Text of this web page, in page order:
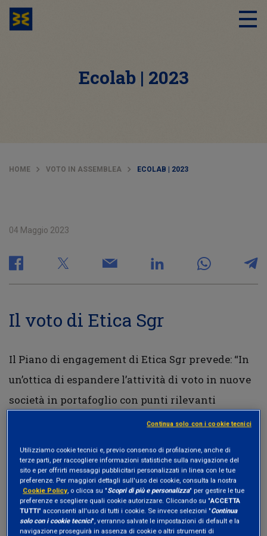
Ecolab | 2023
HOME VOTO IN ASSEMBLEA ECOLAB | 2023
04 Maggio 2023
Il voto di Etica Sgr
Il Piano di engagement di Etica Sgr prevede: “In
un’ottica di espandere l’attività di voto in nuove
società in portafoglio con punti rilevanti
all’Ordine del Giorno dal punto di vista ESG,
mozioni assembleari su temi di particolare
interesse per Etica Sgr e coerenti con la sua
Politica di Engagement, esprimere il voto”.
Utilizziamo cookie tecnici e, previo consenso di profilazione, anche di
terze parti, per raccogliere informazioni statistiche sulla navigazione del
sito e per offrirti messaggi pubblicitari personalizzati in linea con le tue
preferenze. Per maggiori dettagli sull'uso dei cookie, consulta la nostra
Cookie Policy, o clicca su "Scopri di più e personalizza" per gestire le tue
preferenze e scegliere quali cookie autorizzare. Cliccando su "ACCETTA
TUTTI" acconsenti all'uso di tutti i cookie. Se invece selezioni "Continua
solo con i cookie tecnici", verranno salvate le impostazioni di default e la
navigazione proseguirà in assenza di cookie o altri strumenti di
Continua solo con i cookie tecnici